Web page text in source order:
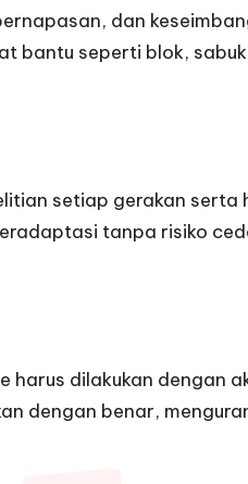
dan
seperti blok,
setiap gerakan
tanpa risiko
harus dilakukan dengan
dengan benar,